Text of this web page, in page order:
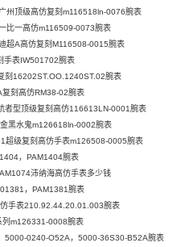
州顶级高仿复刻m116518ln-0076腕表
比一高仿m116509-0073腕表
超A高仿复刻M116508-0015腕表
手表IW501702腕表
刻16202ST.OO.1240ST.02腕表
刻高仿RM38-02腕表
者型顶级复刻高仿116613LN-0001腕表
黑水鬼m126618ln-0002腕表
超级复刻高仿手表m126508-0005腕表
，PAM1404腕表
沛纳海高仿手表多少钱
，PAM1381腕表
手表210.92.44.20.01.003腕表
列m126331-0008腕表
5000-0240-O52A，5000-36S30-B52A腕表